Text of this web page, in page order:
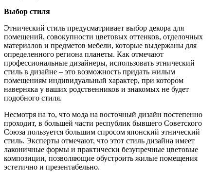
Выбор стиля
Этнический стиль предусматривает выбор декора для
помещений, совокупности цветовых оттенков, отделочных
материалов и предметов мебели, которые выдержаны для
определенного региона планеты. Как отмечают
профессиональные дизайнеры, использовать этнический
стиль в дизайне – это возможность придать жилым
помещениям индивидуальный характер, при котором
наверняка у ваших родственников и знакомых не будет
подобного стиля.
Несмотря на то, что мода на восточный дизайн постепенно
проходит, в большей части республик бывшего Советского
Союза пользуется большим спросом японский этнический
стиль. Эксперты отмечают, что этот стиль дизайна имеет
лаконичные формы и практически безупречные цветовые
композиции, позволяющие обустроить жилые помещения
эстетично и презентабельно.